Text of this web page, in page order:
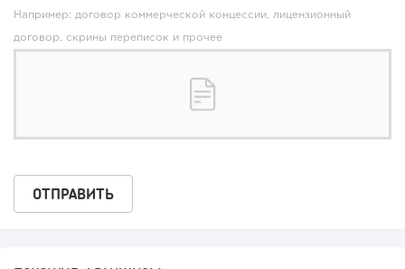
Например: договор коммерческой концессии, лицензионный
договор, скрины переписок и прочее